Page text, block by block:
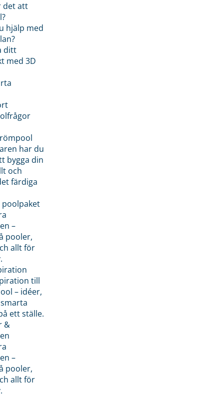
det att
hjälp med
ditt
med 3D
har du
bygga din
och
färdiga
–
pooler,
allt för
till
– idéer,
ett ställe.
&
–
pooler,
allt för